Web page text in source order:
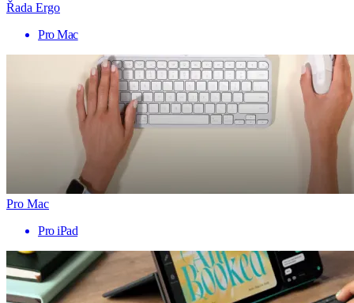
Řada Ergo
Pro Mac
Pro Mac
Pro iPad